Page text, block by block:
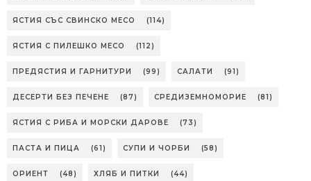
ЯСТИЯ СЪС СВИНСКО МЕСО (114)
ЯСТИЯ С ПИЛЕШКО МЕСО (112)
ПРЕДЯСТИЯ И ГАРНИТУРИ (99) САЛАТИ (91)
ДЕСЕРТИ БЕЗ ПЕЧЕНЕ (87) СРЕДИЗЕМНОМОРИЕ (81)
ЯСТИЯ С РИБА И МОРСКИ ДАРОВЕ (73)
ПАСТА И ПИЦА (61) СУПИ И ЧОРБИ (58)
ОРИЕНТ (48) ХЛЯБ И ПИТКИ (44)